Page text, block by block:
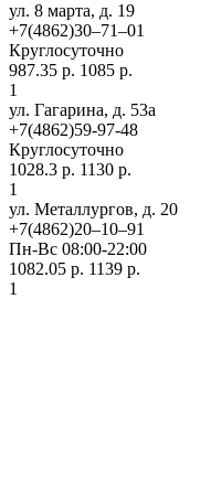
ул. 8 марта, д. 19
+7(4862)30‒71‒01
Круглосуточно
987.35 р. 1085 р.
1
ул. Гагарина, д. 53а
+7(4862)59-97-48
Круглосуточно
1028.3 р. 1130 р.
1
ул. ​Металлургов, д. 20
+7(4862)20‒10‒91
Пн-Вс 08:00-22:00
1082.05 р. 1139 р.
1